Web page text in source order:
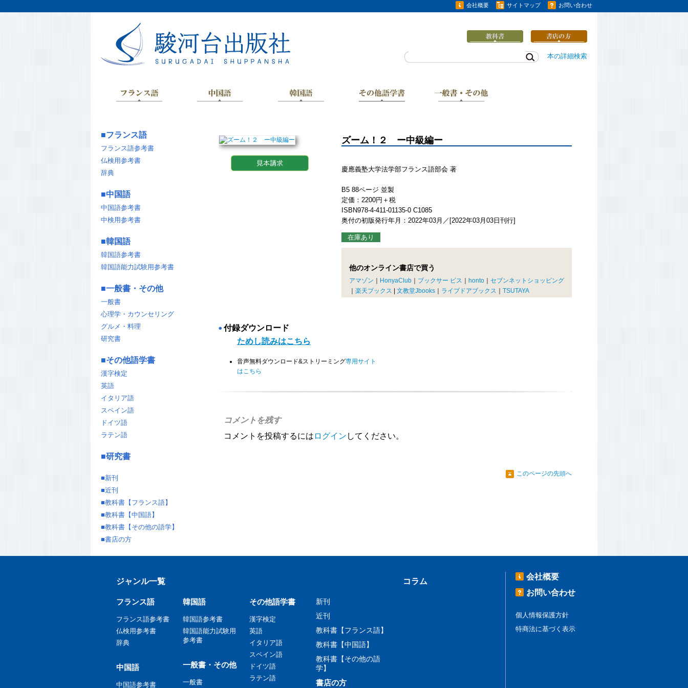
会社概要 サイトマップ お問い合わせ
本の詳細検索
ズーム！２ ー中級編ー
慶應義塾大学法学部フランス語部会 著
B5 88ページ 並製
定価：2200円＋税
ISBN978-4-411-01135-0 C1085
奥付の初版発行年月：2022年03月／[2022年03月03日刊行]
在庫あり
他のオンライン書店で買う
アマゾン HonyaClub ブックサー ビス honto
セブンネットショッピング
楽天ブックス 文教堂Jbooks ライブドアブックス TSUTAYA
◉ 付録ダウンロード
ためし読みはこちら
音声無料ダウンロード&ストリーミング専用サイト
はこちら
コメントを残す
コメントを投稿するには ログイン してください。
このページの先頭へ
■フランス語
フランス語参考書
仏検用参考書
辞典
■中国語
中国語参考書
中検用参考書
■韓国語
韓国語参考書
韓国語能力試験用参考書
■一般書・その他
一般書
心理学・カウンセリング
グルメ・料理
研究書
■その他語学書
漢字検定
英語
イタリア語
スペイン語
ドイツ語
ラテン語
■研究書
■新刊
■近刊
■教科書【フランス語】
■教科書【中国語】
■教科書【その他の語学】
■書店の方
ジャンル一覧 コラム
フランス語
フランス語参考書
仏検用参考書
辞典
中国語
中国語参考書
韓国語
韓国語参考書
韓国語能力試験用
参考書
一般書・その他
一般書
その他語学書
漢字検定
英語
イタリア語
スペイン語
ドイツ語
ラテン語
新刊
近刊
教科書【フランス語】
教科書【中国語】
教科書【その他の語
学】
書店の方
会社概要
お問い合わせ
個人情報保護方針
特商法に基づく表示